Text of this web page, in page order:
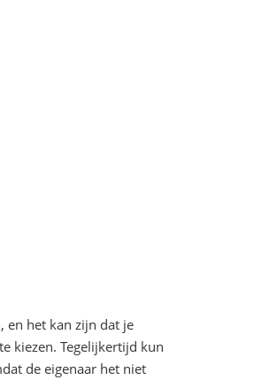
en het kan zijn dat je
kiezen. Tegelijkertijd kun
de eigenaar het niet